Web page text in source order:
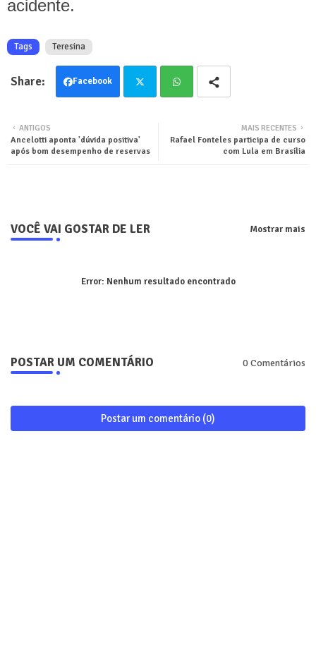
acidente.
Tags Teresina
Facebook
ter tsa
MAIS RECENTES
Rafael Fonteles participa de curso
com Lula em Brasília
ANTIGOS
Ancelotti aponta 'dúvida positiva'
após bom desempenho de reservas
VOCÊ VAI GOSTAR DE LER Mostrar mais
Error: Nenhum resultado encontrado
POSTAR UM COMENTÁRIO 0 Comentários
Postar um comentário (0)